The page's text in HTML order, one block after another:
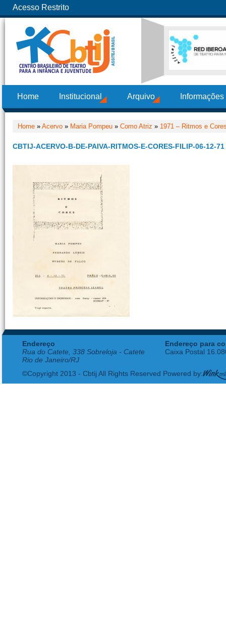
Acesso Restrito
Home Institucional Arquivo
Home » Acervo » Maria Pompeu » Como Atriz » 1971 – Ritmos e
CBTIJ-ACERVO-B-DE-PAIVA-RITMOS-E-CORES-FILIP-06-12-71
Endereço
Rua do Catete, 338 Sobreloja - Catete
Rio de Janeiro/RJ
Endereço para
Caixa Postal
©Copyright 2013 - Cbtij All Rights Reserved Powered by: